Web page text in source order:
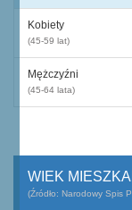
Kobiety
(45-59 lat)
Mężczyźni
(45-64 lata)
WIEK
(Źródło: Narodowy Spis